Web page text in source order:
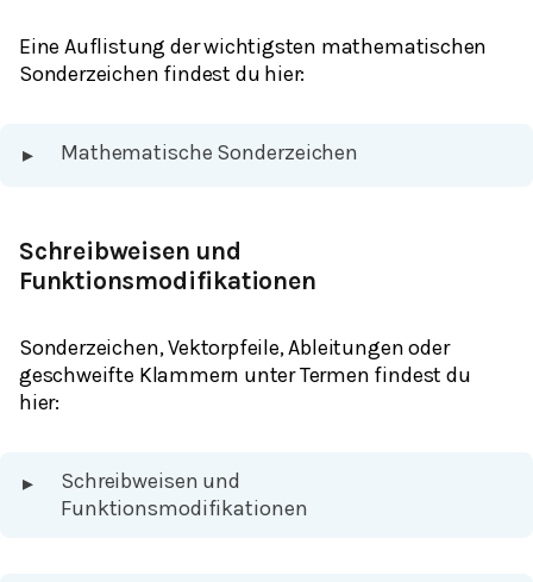
Eine Auflistung der wichtigsten mathematischen
Sonderzeichen findest du hier:
▸ Mathematische Sonderzeichen
Schreibweisen und
Funktionsmodifikationen
Sonderzeichen, Vektorpfeile, Ableitungen oder
geschweifte Klammern unter Termen findest du
hier:
▸
Schreibweisen und
Funktionsmodifikationen